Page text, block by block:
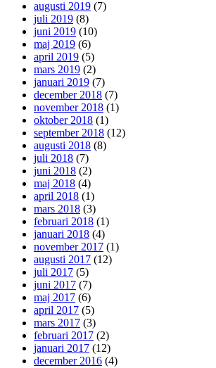
augusti 2019 (7)
juli 2019 (8)
juni 2019 (10)
maj 2019 (6)
april 2019 (5)
mars 2019 (2)
januari 2019 (7)
december 2018 (7)
november 2018 (1)
oktober 2018 (1)
september 2018 (12)
augusti 2018 (8)
juli 2018 (7)
juni 2018 (2)
maj 2018 (4)
april 2018 (1)
mars 2018 (3)
februari 2018 (1)
januari 2018 (4)
november 2017 (1)
augusti 2017 (12)
juli 2017 (5)
juni 2017 (7)
maj 2017 (6)
april 2017 (5)
mars 2017 (3)
februari 2017 (2)
januari 2017 (12)
december 2016 (4)